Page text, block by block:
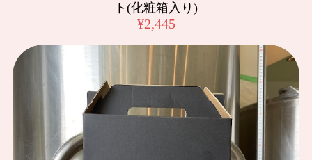
クラフトビール「薩摩川内ヴァイツェン」3本セット(化粧箱入り)
ゴールデンエールを頼んでいたのですが、残念ながら売り切
れてしまい。。ヴァイツェンに変更して頂きました。変更も
快くお受けくださり発送まで迅速に対応頂きました。まだ飲
めていないのですが、味噌屋さんで作っているビールという
ト(化粧箱入り)
¥2,445